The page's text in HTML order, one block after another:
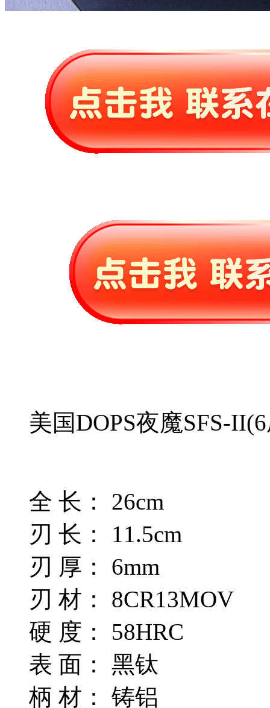
美国DOPS夜魔SFS-
全 长： 26cm
刃 长： 11.5cm
刃 厚： 6mm
刃 材： 8CR13MOV
硬 度： 58HRC
表 面： 黑钛
柄 材： 铸铝